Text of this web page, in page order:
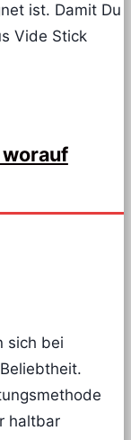
ist. Damit Du
Vide Stick
worauf
sich bei
haltbar